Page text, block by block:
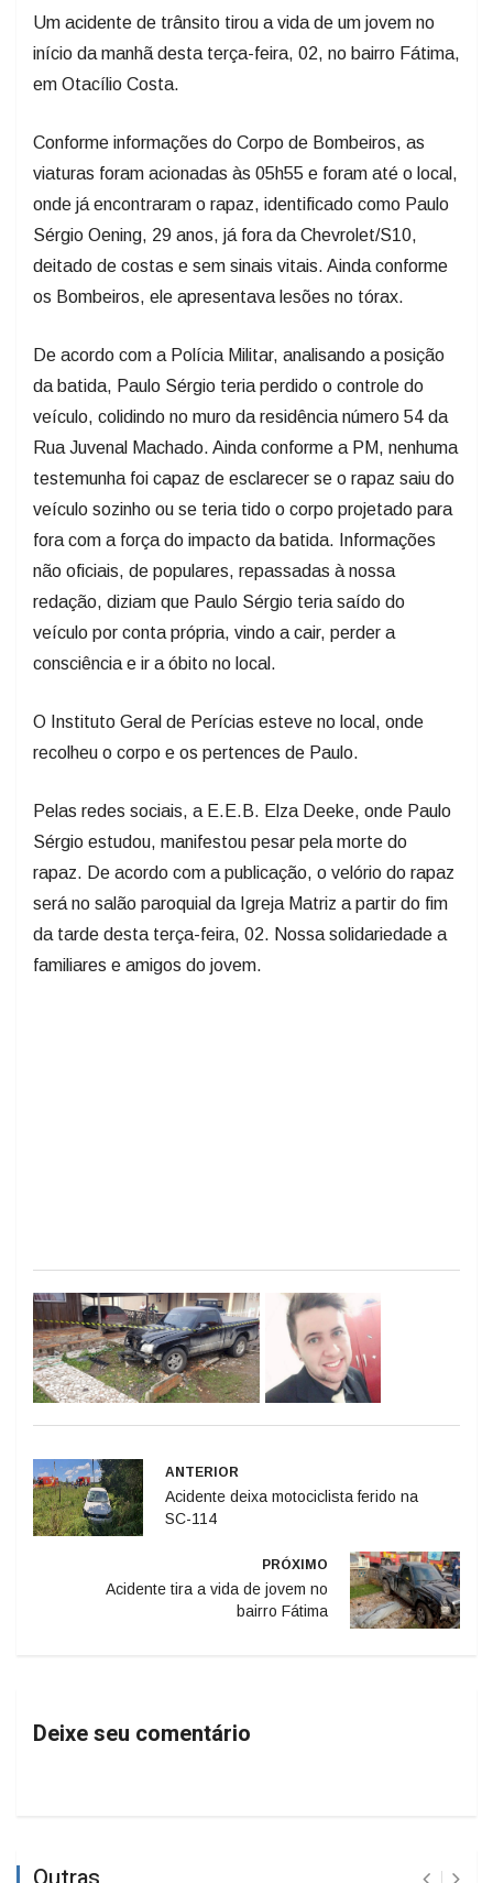
Um acidente de trânsito tirou a vida de um jovem no
início da manhã desta terça-feira, 02, no bairro Fátima,
em Otacílio Costa.
Conforme informações do Corpo de Bombeiros, as
viaturas foram acionadas às 05h55 e foram até o local,
onde já encontraram o rapaz, identificado como Paulo
Sérgio Oening, 29 anos, já fora da Chevrolet/S10,
deitado de costas e sem sinais vitais. Ainda conforme
os Bombeiros, ele apresentava lesões no tórax.
De acordo com a Polícia Militar, analisando a posição
da batida, Paulo Sérgio teria perdido o controle do
veículo, colidindo no muro da residência número 54 da
Rua Juvenal Machado. Ainda conforme a PM, nenhuma
testemunha foi capaz de esclarecer se o rapaz saiu do
veículo sozinho ou se teria tido o corpo projetado para
fora com a força do impacto da batida. Informações
não oficiais, de populares, repassadas à nossa
redação, diziam que Paulo Sérgio teria saído do
veículo por conta própria, vindo a cair, perder a
consciência e ir a óbito no local.
O Instituto Geral de Perícias esteve no local, onde
recolheu o corpo e os pertences de Paulo.
Pelas redes sociais, a E.E.B. Elza Deeke, onde Paulo
Sérgio estudou, manifestou pesar pela morte do
rapaz. De acordo com a publicação, o velório do rapaz
será no salão paroquial da Igreja Matriz a partir do fim
da tarde desta terça-feira, 02. Nossa solidariedade a
familiares e amigos do jovem.
ANTERIOR
Acidente deixa motociclista ferido na
SC-114
PRÓXIMO
Acidente tira a vida de jovem no
bairro Fátima
Deixe seu comentário